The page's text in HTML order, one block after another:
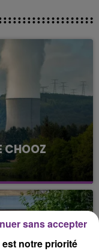
CHOOZ
centrale
Une situation
qui est toujours
notre priorité
sans accepter